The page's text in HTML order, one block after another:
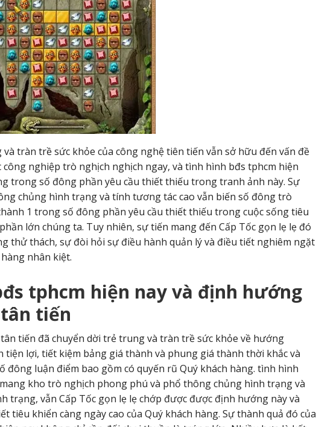
tràn trề sức khỏe của công nghệ tiên tiến vẫn sở hữu đến vấn đề
công nghiệp trò nghịch nghịch ngay, và tình hình bđs tphcm hiện
trong số đông phần yêu cầu thiết thiếu trong tranh ảnh này. Sự
chủng hình trạng và tính tương tác cao vẫn biến số đông trò
1 trong số đông phần yêu cầu thiết thiếu trong cuộc sống tiêu
lớn chúng ta. Tuy nhiên, sự tiến mang đến Cấp Tốc gọn lẹ lẹ đó
thử thách, sự đòi hỏi sự điều hành quản lý và điều tiết nghiêm ngặt
nhân kiệt.
tphcm hiện nay và định hướng
tiến
tiến đã chuyển dời trẻ trung và tràn trề sức khỏe về hướng
tiện lợi, tiết kiệm bảng giá thành và phung giá thành thời khắc và
đông luận điểm bao gồm có quyến rũ Quý khách hàng. tình hình
kho trò nghịch phong phú và phổ thông chủng hình trạng và
trạng, vẫn Cấp Tốc gọn lẹ lẹ chớp được được định hướng này và
tiêu khiển càng ngày cao của Quý khách hàng. Sự thành quả đó của